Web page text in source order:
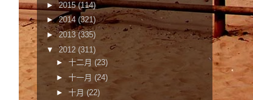
►2015(114)
►2014 (321)
►2013(335)
▼ 2012 (311)
► 十二月 (23)
► 十一月 (24)
► 十月 (22)